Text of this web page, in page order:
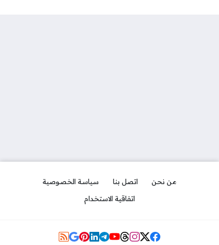
من نحن اتصل بنا
سياسة الخصوصية
اتفاقية الاستخدام
Social Links